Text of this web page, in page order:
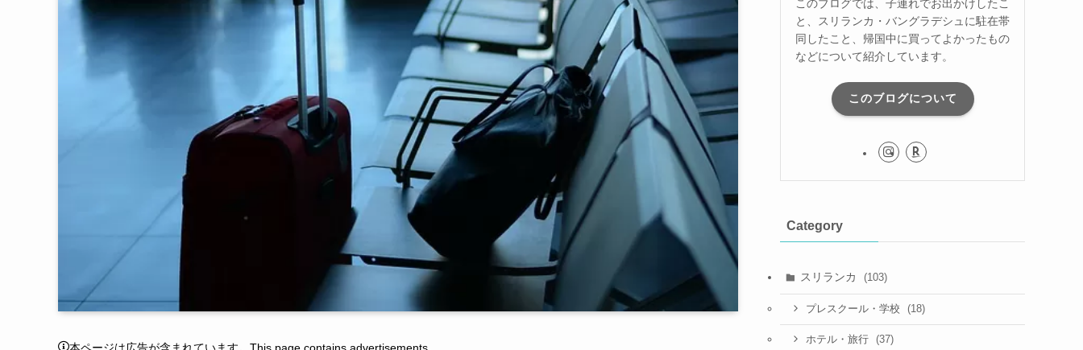
本ページは広告が含まれています。This page contains advertisements.
このブログでは、子連れでお出かけしたこ
と、スリランカ・バングラデシュに駐在帯
同したこと、帰国中に買ってよかったもの
などについて紹介しています。
このブログについて
Category
スリランカ (103)
プレスクール・学校 (18)
ホテル・旅行 (37)